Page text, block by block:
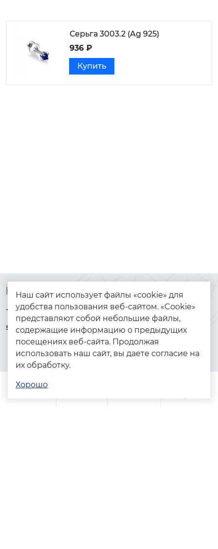
Серьга 3003.2 (Ag 925)
936 ₽
Купить
Контакты
+7 (925) 144-64-73
serebryanyye.grani@mail.ru
Каталог
Браслеты
Золото
Серебро
Помощь
Наш сайт использует файлы «cookie» для
удобства пользования веб-сайтом. «Cookie»
представляют собой небольшие файлы,
содержащие информацию о предыдущих
посещениях веб-сайта. Продолжая
использовать наш сайт, вы даете согласие на
их обработку.
Хорошо